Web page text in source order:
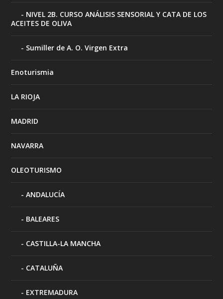
NIVEL 2B. CURSO ANÁLISIS SENSORIAL Y CATA DE LOS
ACEITES DE OLIVA
Sumiller de A. O. Virgen Extra
Enoturismia
LA RIOJA
MADRID
NAVARRA
OLEOTURISMO
ANDALUCÍA
BALEARES
CASTILLA-LA MANCHA
CATALUÑA
EXTREMADURA